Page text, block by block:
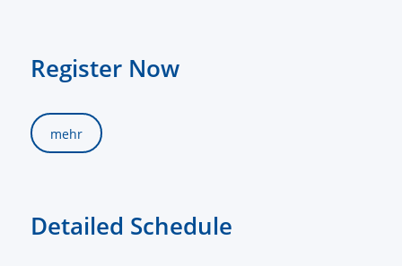
Register Now
mehr
Detailed Schedule